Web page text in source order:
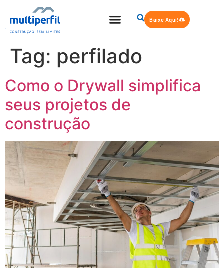
Baixe Aqui!
Tag: perfilado
Como o Drywall simplifica
seus projetos de
construção